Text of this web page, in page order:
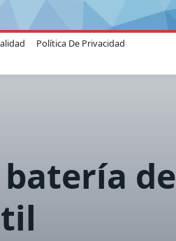
Política De Privacidad
de